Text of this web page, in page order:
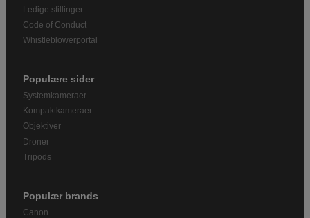
Ledige stillinger
Code of Conduct
Whistleblowerportal
Populære sider
Systemkameraer
Kompaktkameraer
Objektiver
Droner
Tripods
Populær brands
Canon